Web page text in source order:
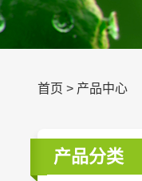
首页 > 产品中心
产品分类